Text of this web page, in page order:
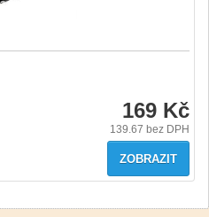
169 Kč
139.67 bez DPH
ZOBRAZIT